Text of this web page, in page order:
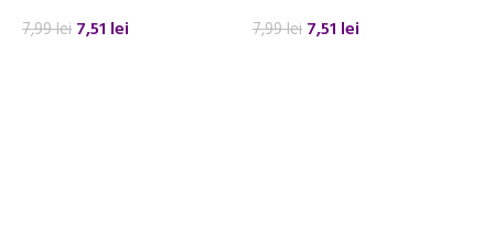
7,99lei 7,51 lei 7,99lei 7,51 lei